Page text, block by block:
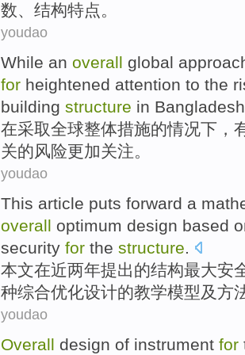
数、 结构特点。
youdao
While an overall global
for heightened attention to the
building structure in Bangladesh
在采取全球整体措施的情况下，
关的风险更加关注。
youdao
This article puts forward a
overall optimum design based
security for the structure.
本文在近两年提出的结构最大安
种综合优化设计的教学模型及方
youdao
Overall design of instrument for